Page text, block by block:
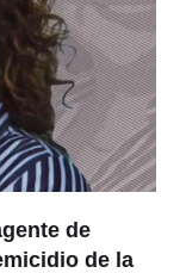
de
de la